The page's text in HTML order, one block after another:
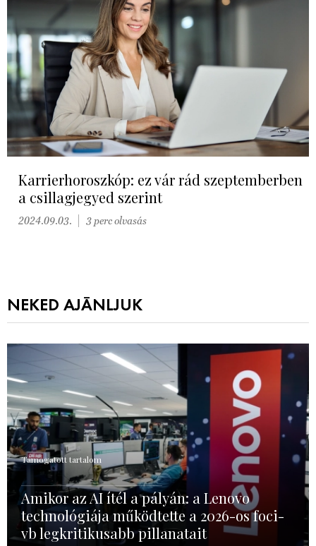
Karrierhoroszkóp: ez vár rád szeptemberben
a csillagjegyed szerint
2024.09.03. 3 perc olvasás
NEKED AJÁNLJUK
Támogatott tartalom
Amikor az AI ítél a pályán: a Lenovo
technológiája működtette a 2026-os foci-
vb legkritikusabb pillanatait